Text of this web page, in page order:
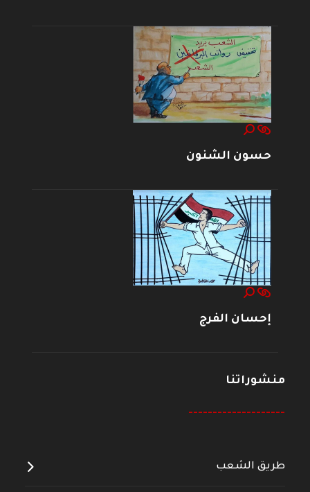
حسون الشنون
إحسان الفرج
منشوراتنا
--------------------
طريق الشعب